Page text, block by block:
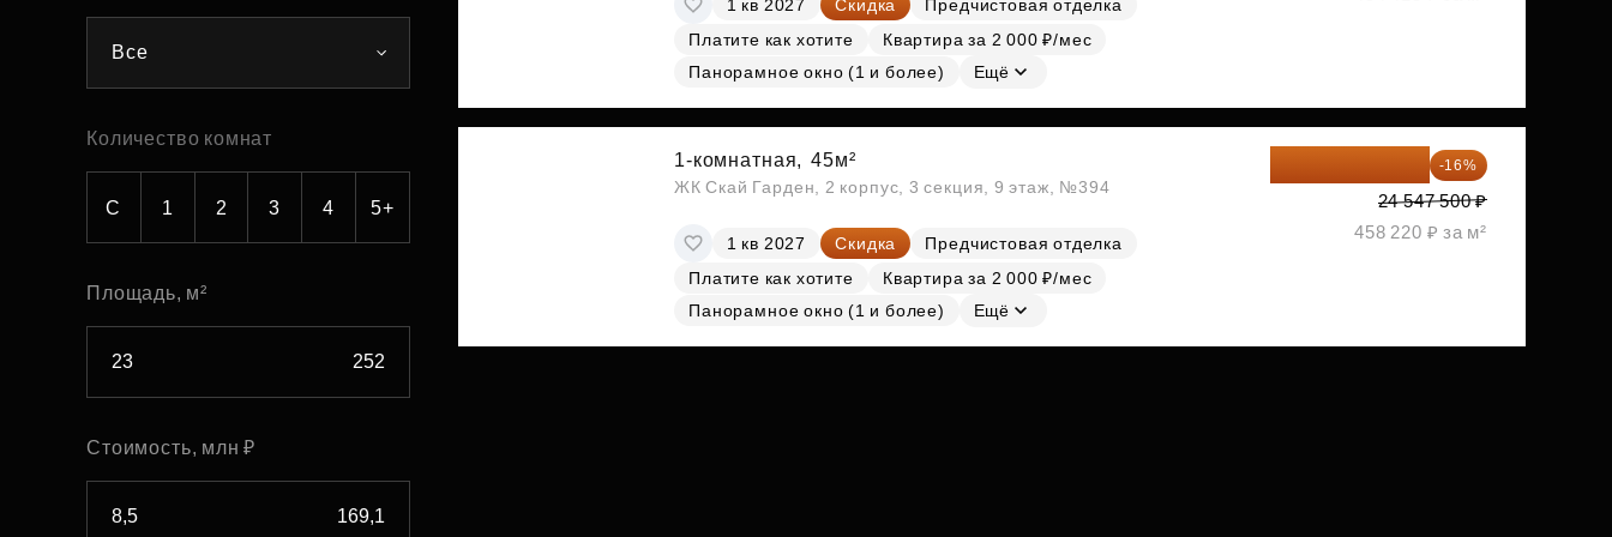
Субсидии
Все
Количество комнат
С 1 2 3 4 5+
Площадь, м²
Стоимость, млн ₽
1 кв 2027 Скидка
Предчистовая отделка
Платите как хотите
Квартира за 2 000 ₽/мес
Панорамное окно (1 и более)
Ещё
1-комнатная, 45м²
ЖК Скай Гарден, 2 корпус, 3 секция, 9 этаж, №394
1 кв 2027 Скидка
Предчистовая отделка
Платите как хотите
Квартира за 2 000 ₽/мес
Панорамное окно (1 и более)
Ещё
-16%
24 547 500 ₽
458 220 ₽ за м²